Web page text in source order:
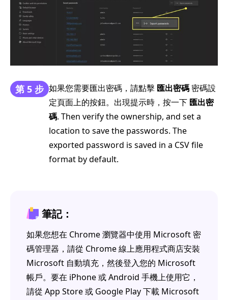
第 5 步 如果您需要匯出密碼，請點擊 匯出密碼 密碼設
定頁面上的按鈕。出現提示時，按一下 匯出密
碼. Then verify the ownership, and set a
location to save the passwords. The
exported password is saved in a CSV file
format by default.
筆記：
如果您想在 Chrome 瀏覽器中使用 Microsoft 密
碼管理器，請從 Chrome 線上應用程式商店安裝
Microsoft 自動填充，然後登入您的 Microsoft
帳戶。要在 iPhone 或 Android 手機上使用它，
請從 App Store 或 Google Play 下載 Microsoft